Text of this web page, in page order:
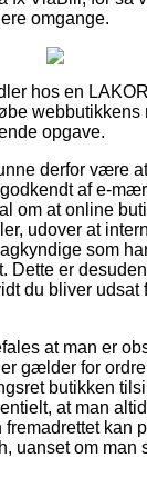
omgange.
hos en
webbutikkens
opgave.
derfor være
af e-
om at online
udover at
som
Dette er
du bliver udsat
at man er
gælder for
butikken
at man
kan
uanset om man